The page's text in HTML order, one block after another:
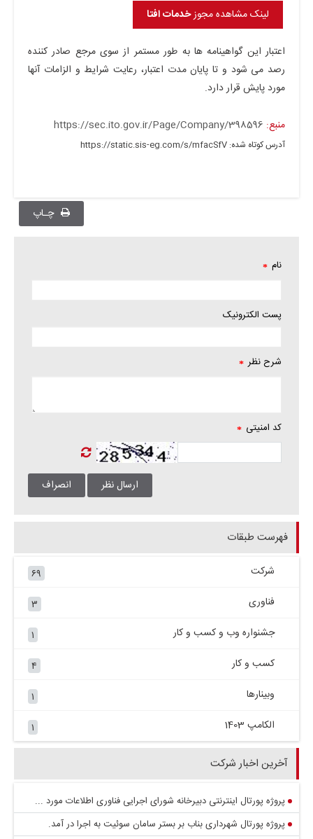
لینک مشاهده مجوزخدماتافتا
اعتبار این گواهینامه ها به طور مستمر از سوی مرجع صادر کننده
رصد می شود و تا پایان مدت اعتبار، رعایت شرایط و الزامات آنها
مورد پایش قرار دارد.
منبع: https://sec.ito.gov.ir/Page/Company/398596
آدرس کوتاه شده: https://static.sis-eg.com/s/mfacSfV
چـاپ
نام *
پست الکترونیک
شرح نظر *
کد امنیتی *
فهرست طبقات
شرکت
۶۹
فناوری
۳
جشنواره وب و کسب و کار
۱
کسب و کار
۴
وبینارها
۱
الکامپ 1403
۱
آخرین اخبار شرکت
پروژه پورتال اینترنتی دبیرخانه شورای اجرایی فناوری اطلاعات مورد ...
پروژه پورتال شهرداری بناب بر بستر سامان سوئیت به اجرا در آمد.